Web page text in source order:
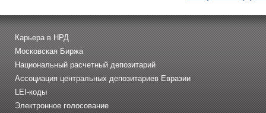
Карьера в НРД
Московская Биржа
Национальный расчетный депозитарий
Ассоциация центральных депозитариев Евразии
LEI-коды
Электронное голосование